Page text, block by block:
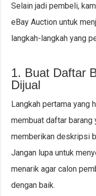
Selain jadi pembeli,
eBay Auction untuk
langkah-langkah yang
1. Buat Daftar
Dijual
Langkah pertama yang
membuat daftar barang
memberikan deskripsi
Jangan lupa untuk
menarik agar calon
dengan baik.